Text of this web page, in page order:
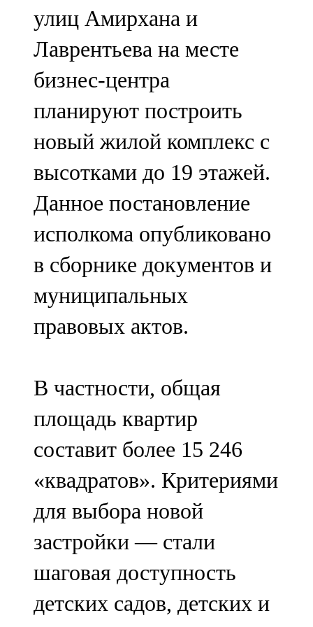
107,8 FM
Теләче
106,1 FM
Түбән Кама
102,6 FM
Чирмешән
107,7 FM
Чистай
103,0 FM
Чүпрәле
91,0 FM
102,3 FM
Яңа чишмә
107,0 FM
Яр Чаллы
105,5 FM
улиц Амирхана и
Лаврентьева на месте
бизнес-центра
планируют построить
новый жилой комплекс с
высотками до 19 этажей.
Данное постановление
исполкома опубликовано
в сборнике документов и
муниципальных
правовых актов.
В частности, общая
площадь квартир
составит более 15 246
«квадратов». Критериями
для выбора новой
застройки — стали
шаговая доступность
детских садов, детских и